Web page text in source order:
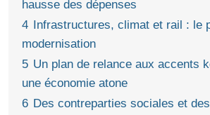
hausse des dépenses
4 Infrastructures, climat et rail : le
modernisation
5 Un plan de relance aux accents
une économie atone
6 Des contreparties sociales et